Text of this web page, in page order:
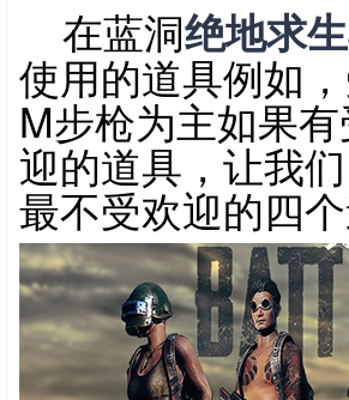
在蓝洞绝地求
使用的道具例如
M步枪为主如果
迎的道具，让我
最不受欢迎的四个